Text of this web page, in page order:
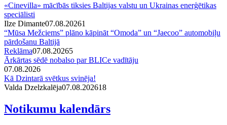
«Cinevilla» mācībās tiksies Baltijas valstu un Ukrainas enerģētikas
speciālisti
Ilze Dimante07.08.20261
“Mūsa Mežciems” plāno kāpināt “Omoda” un “Jaecoo” automobiļu
pārdošanu Baltijā
Reklāma07.08.20265
Ārkārtas sēdē nobalso par BLICe vadītāju
07.08.2026
Kā Dzintarā svētkus svinēja!
Valda Dzelzkalēja07.08.202618
Notikumu kalendārs